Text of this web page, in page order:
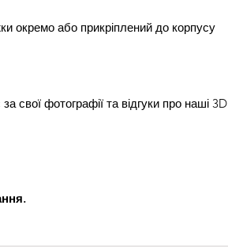
окремо або прикріплений до корпусу
свої фотографії та відгуки про наші 3D